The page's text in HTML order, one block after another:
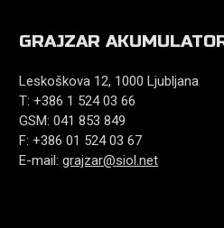
GRAJZAR
Leskoškova 12, 1000 Ljubljana
T: +386 1 524 03 66
GSM: 041 853 849
F: +386 01 524 03 67
E-mail:grajzar@siol.net